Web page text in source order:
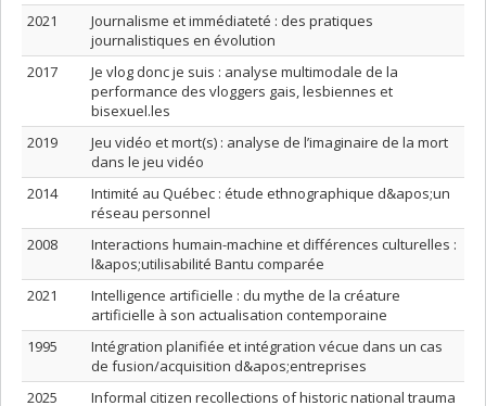
2021
Journalisme et immédiateté : des pratiques
journalistiques en évolution
2017
Je vlog donc je suis : analyse multimodale de la
performance des vloggers gais, lesbiennes et
bisexuel.les
2019
Jeu vidéo et mort(s) : analyse de l’imaginaire de la mort
dans le jeu vidéo
2014
Intimité au Québec : étude ethnographique d&apos;un
réseau personnel
2008
Interactions humain-machine et différences culturelles :
l&apos;utilisabilité Bantu comparée
2021
Intelligence artificielle : du mythe de la créature
artificielle à son actualisation contemporaine
1995
Intégration planifiée et intégration vécue dans un cas
de fusion/acquisition d&apos;entreprises
2025
Informal citizen recollections of historic national trauma